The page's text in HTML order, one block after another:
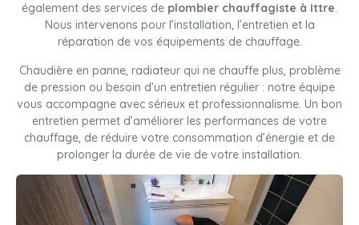
également des services de plombier chauffagiste à Ittre.
Nous intervenons pour l’installation, l’entretien et la
réparation de vos équipements de chauffage.
Chaudière en panne, radiateur qui ne chauffe plus, problème
de pression ou besoin d’un entretien régulier : notre équipe
vous accompagne avec sérieux et professionnalisme. Un bon
entretien permet d’améliorer les performances de votre
chauffage, de réduire votre consommation d’énergie et de
prolonger la durée de vie de votre installation.